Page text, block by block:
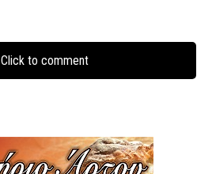
Click to comment